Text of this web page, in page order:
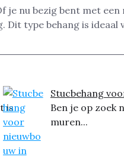
je nu bezig bent met
type behang is ideaal
is
Stucbehang
Ben je op zoek
muren...